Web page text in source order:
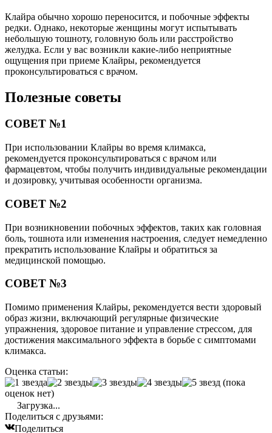
Клайра обычно хорошо переносится, и побочные эффекты
редки. Однако, некоторые женщины могут испытывать
небольшую тошноту, головную боль или расстройство
желудка. Если у вас возникли какие-либо неприятные
ощущения при приеме Клайры, рекомендуется
проконсультироваться с врачом.
Полезные советы
СОВЕТ №1
При использовании Клайры во время климакса,
рекомендуется проконсультироваться с врачом или
фармацевтом, чтобы получить индивидуальные рекомендации
и дозировку, учитывая особенности организма.
СОВЕТ №2
При возникновении побочных эффектов, таких как головная
боль, тошнота или изменения настроения, следует немедленно
прекратить использование Клайры и обратиться за
медицинской помощью.
СОВЕТ №3
Помимо применения Клайры, рекомендуется вести здоровый
образ жизни, включающий регулярные физические
упражнения, здоровое питание и управление стрессом, для
достижения максимального эффекта в борьбе с симптомами
климакса.
Оценка статьи:
(пока
оценок нет)
Загрузка...
Поделиться с друзьями:
Поделиться